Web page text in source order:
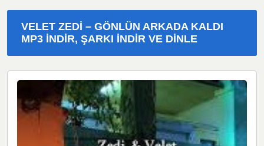
VELET ZEDI – GÖNLÜN ARKADA KALDI
MP3 İNDIR, ŞARKI İNDIR VE DINLE